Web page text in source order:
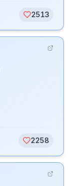
2513
2258